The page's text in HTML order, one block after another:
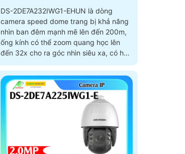
DS-2DE7A232IWG1-EHUN là dòng
camera speed dome trang bị khả năng
nhìn ban đêm mạnh mẽ lên đến 200m,
ống kính có thể zoom quang học lên
đến 32x cho ra góc nhìn siêu xa, có hỗ
chống nước IP 67 bền bỉ